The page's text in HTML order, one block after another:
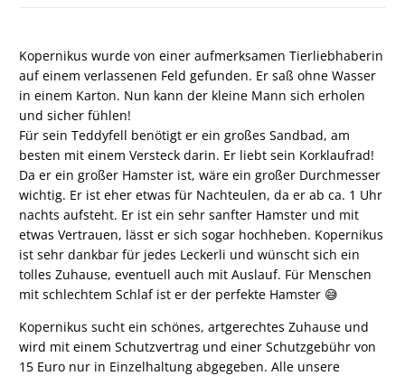
Kopernikus wurde von einer aufmerksamen Tierliebhaberin
auf einem verlassenen Feld gefunden. Er saß ohne Wasser
in einem Karton. Nun kann der kleine Mann sich erholen
und sicher fühlen!
Für sein Teddyfell benötigt er ein großes Sandbad, am
besten mit einem Versteck darin. Er liebt sein Korklaufrad!
Da er ein großer Hamster ist, wäre ein großer Durchmesser
wichtig. Er ist eher etwas für Nachteulen, da er ab ca. 1 Uhr
nachts aufsteht. Er ist ein sehr sanfter Hamster und mit
etwas Vertrauen, lässt er sich sogar hochheben. Kopernikus
ist sehr dankbar für jedes Leckerli und wünscht sich ein
tolles Zuhause, eventuell auch mit Auslauf. Für Menschen
mit schlechtem Schlaf ist er der perfekte Hamster 😅
Kopernikus sucht ein schönes, artgerechtes Zuhause und
wird mit einem Schutzvertrag und einer Schutzgebühr von
15 Euro nur in Einzelhaltung abgegeben. Alle unsere